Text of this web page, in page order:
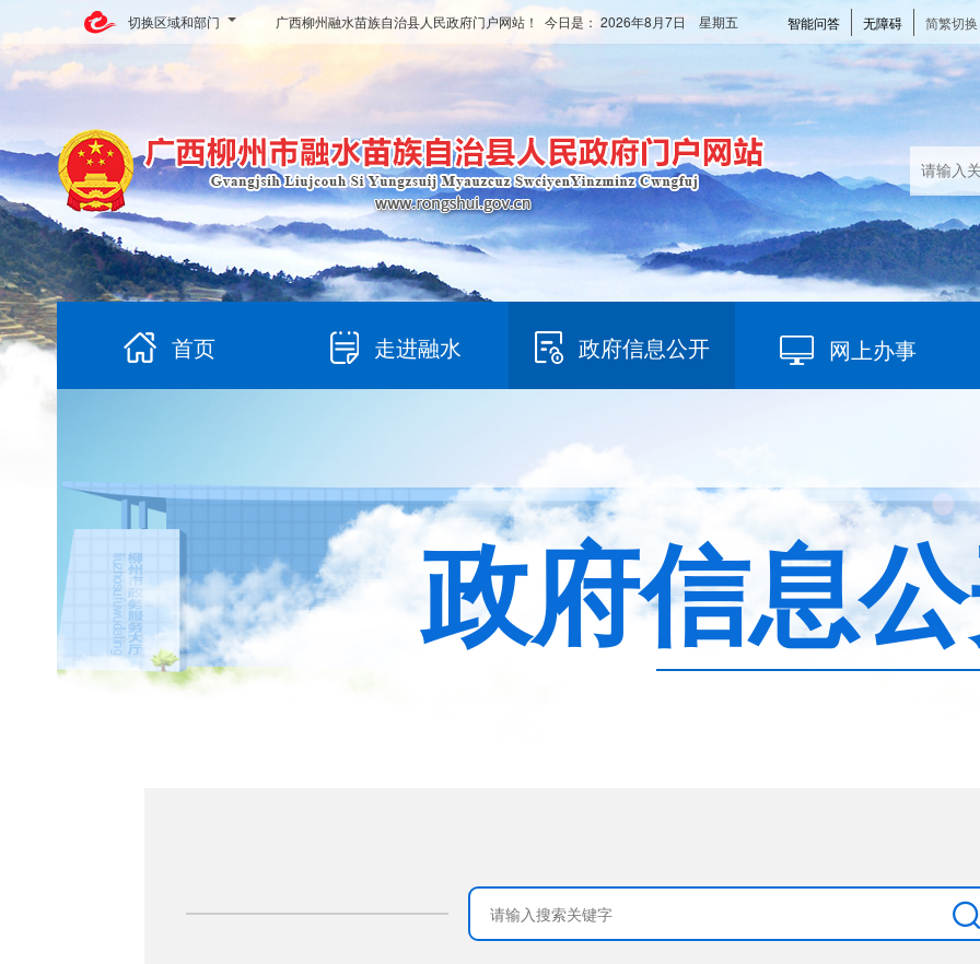
切换区域和部门 智能问答 无障碍 简繁切换
广西柳州融水苗族自治县人民政府门户网站！ 今日是： 2026年8月7日 星期五
首页 走进融水 政府信息公开 网上办事
政府信息